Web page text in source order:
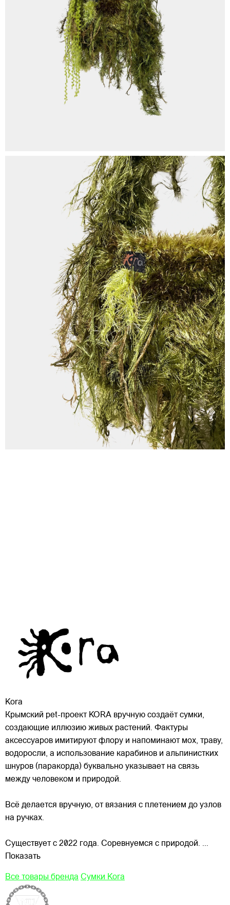
Kora
Крымский pet-проект KORA вручную создаёт сумки,
создающие иллюзию живых растений. Фактуры
аксессуаров имитируют флору и напоминают мох, траву,
водоросли, а использование карабинов и альпинистких
шнуров (паракорда) буквально указывает на связь
между человеком и природой.
Всё делается вручную, от вязания с плетением до узлов
на ручках.
Существует с 2022 года. Соревнуемся с природой. ...
Показать
Все товары бренда Сумки Kora